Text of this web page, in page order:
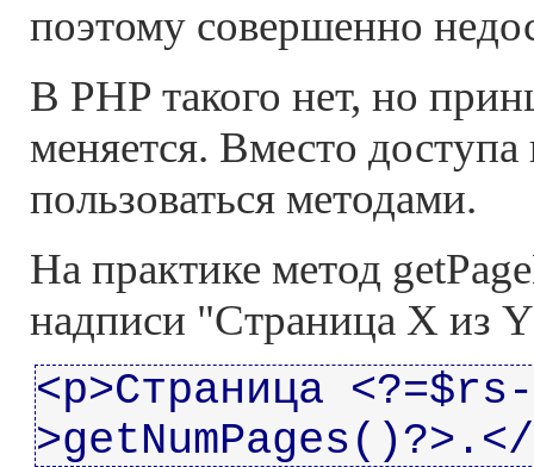
поэтому совершенно
В PHP такого нет, но
меняется. Вместо
пользоваться методами.
На практике метод
надписи "Страница X из
<p>Страница